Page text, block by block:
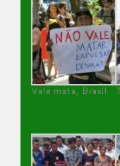
Vale mata, Brasil